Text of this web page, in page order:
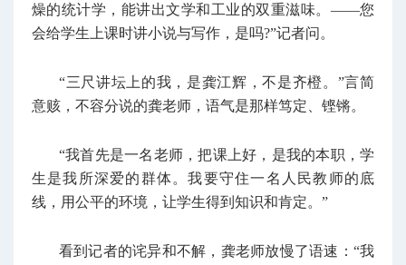
燥的统计学，能讲出文学和工业的双重滋味。——您
会给学生上课时讲小说与写作，是吗?”记者问。
“三尺讲坛上的我，是龚江辉，不是齐橙。”言简
意赅，不容分说的龚老师，语气是那样笃定、铿锵。
“我首先是一名老师，把课上好，是我的本职，学
生是我所深爱的群体。我要守住一名人民教师的底
线，用公平的环境，让学生得到知识和肯定。”
看到记者的诧异和不解，龚老师放慢了语速：“我